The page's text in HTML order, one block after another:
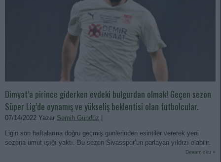
Dimyat’a pirince giderken evdeki bulgurdan olmak! Geçen sezon
Süper Lig’de oynamış ve yükseliş beklentisi olan futbolcular.
07/14/2022 Yazar Semih Gündüz
Ligin son haftalarına doğru geçmiş günlerinden esintiler vererek yeni
sezona umut ışığı yaktı. Bu sezon Sivasspor’un parlayan yıldızı olabilir.
Devam oku »